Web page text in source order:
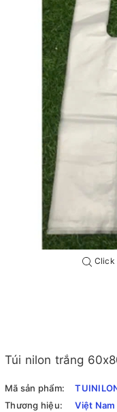
Click
Túi nilon trắng
Mã sản phẩm:
Thương hiệu:
Việt Nam